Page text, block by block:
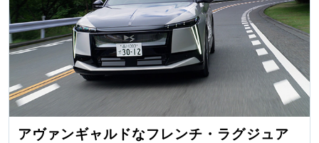
アヴァンギャルドなフレンチ・ラグジュア